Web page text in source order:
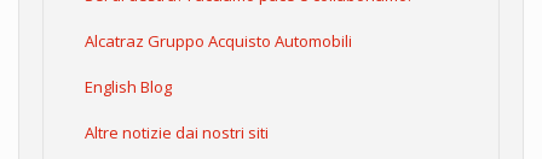
Alcatraz Gruppo Acquisto Automobili
English Blog
Altre notizie dai nostri siti